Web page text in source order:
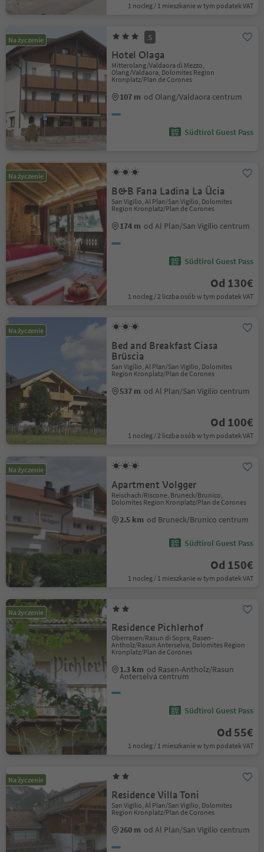
1 nocleg / 1 mieszkanie w tym podatek VAT
Na życzenie S
Hotel Olaga
Mitterolang/Valdaora di Mezzo,
Olang/Valdaora, Dolomites Region
Kronplatz/Plan de Corones
107 m od Olang/Valdaora centrum
Südtirol Guest Pass
Na życzenie
B&B Fana Ladina La Ücia
San Vigilio, Al Plan/San Vigilio, Dolomites
Region Kronplatz/Plan de Corones
174 m od Al Plan/San Vigilio centrum
Südtirol Guest Pass
Od 130€
1 nocleg / 2 liczba osób w tym podatek VAT
Na życzenie
Bed and Breakfast Ciasa
Brüscia
San Vigilio, Al Plan/San Vigilio, Dolomites
Region Kronplatz/Plan de Corones
537 m od Al Plan/San Vigilio centrum
Od 100€
1 nocleg / 2 liczba osób w tym podatek VAT
Na życzenie
Apartment Volgger
Reischach/Riscone, Bruneck/Brunico,
Dolomites Region Kronplatz/Plan de Corones
2.5 km od Bruneck/Brunico centrum
Südtirol Guest Pass
Od 150€
1 nocleg / 1 mieszkanie w tym podatek VAT
Na życzenie
Residence Pichlerhof
Oberrasen/Rasun di Sopra, Rasen-
Antholz/Rasun Anterselva, Dolomites Region
Kronplatz/Plan de Corones
1.3 km od Rasen-Antholz/Rasun
Anterselva centrum
Südtirol Guest Pass
Od 55€
1 nocleg / 1 mieszkanie w tym podatek VAT
Na życzenie
Residence Villa Toni
San Vigilio, Al Plan/San Vigilio, Dolomites
Region Kronplatz/Plan de Corones
260 m od Al Plan/San Vigilio centrum